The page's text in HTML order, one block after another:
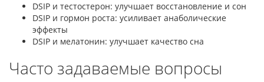
DSIP и тестостерон: улучшает восстановление и сон
DSIP и гормон роста: усиливает анаболические
эффекты
DSIP и мелатонин: улучшает качество сна
Часто задаваемые вопросы